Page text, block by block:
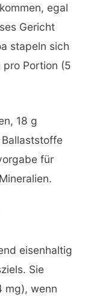
egal
Gericht
stapeln sich
pro Portion (5
18 g
für
eisenhaltig
Sie
mg), wenn